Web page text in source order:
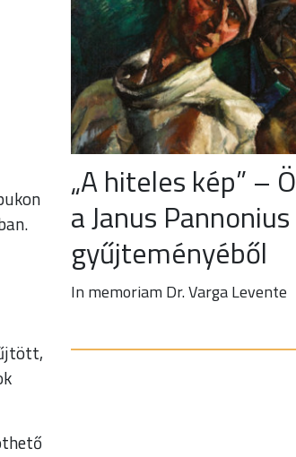
„A hiteles kép” –
a Janus
gyűjteményéből
In memoriam Dr. Varga Levente